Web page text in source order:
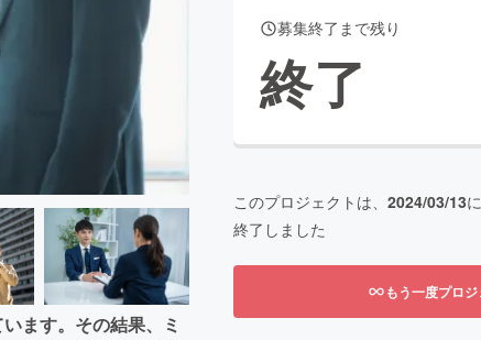
Social Good
CAMPFIRE Creation
るさと納税
machi-ya
ます。その結果、ミ
募集終了まで残り
終了
このプロジェクトは、 2024/03/13
終了しました
もう一度プロ